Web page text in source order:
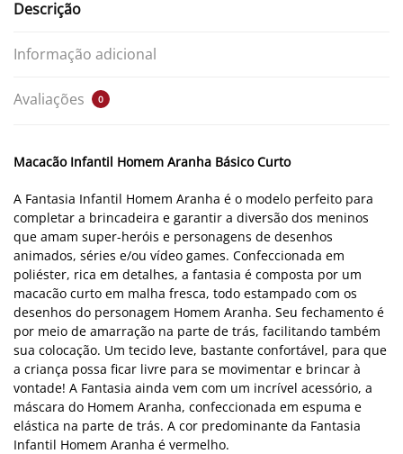
Descrição
Informação adicional
Avaliações 0
Macacão Infantil Homem Aranha Básico Curto
A Fantasia Infantil Homem Aranha é o modelo perfeito para
completar a brincadeira e garantir a diversão dos meninos
que amam super-heróis e personagens de desenhos
animados, séries e/ou vídeo games. Confeccionada em
poliéster, rica em detalhes, a fantasia é composta por um
macacão curto em malha fresca, todo estampado com os
desenhos do personagem Homem Aranha. Seu fechamento é
por meio de amarração na parte de trás, facilitando também
sua colocação. Um tecido leve, bastante confortável, para que
a criança possa ficar livre para se movimentar e brincar à
vontade! A Fantasia ainda vem com um incrível acessório, a
máscara do Homem Aranha, confeccionada em espuma e
elástica na parte de trás. A cor predominante da Fantasia
Infantil Homem Aranha é vermelho.